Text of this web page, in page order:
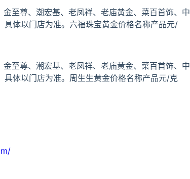
至尊、潮宏基、老凤祥、老庙黄金、菜百首饰、中
体以门店为准。六福珠宝黄金价格名称产品元/
至尊、潮宏基、老凤祥、老庙黄金、菜百首饰、中
体以门店为准。周生生黄金价格名称产品元/克